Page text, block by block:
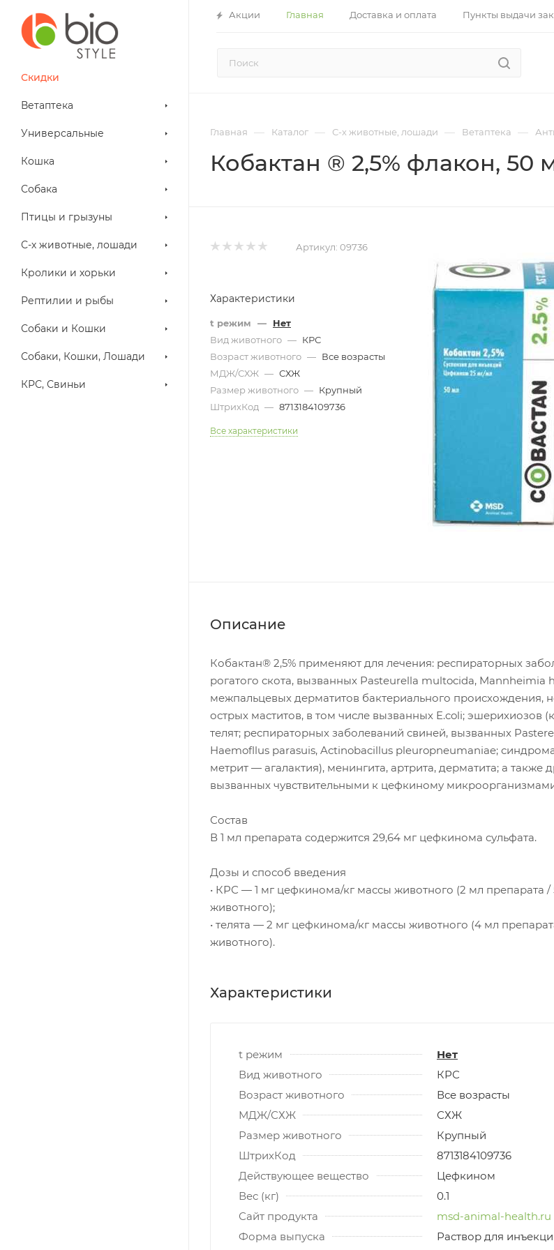
Акции Главная Доставка и оплата Пункты выдачи
Скидки
Ветаптека
Универсальные
Кошка
Собака
Птицы и грызуны
С-х животные, лошади
Кролики и хорьки
Рептилии и рыбы
Собаки и Кошки
Собаки, Кошки, Лошади
КРС, Свиньи
Главная — Каталог — С-х животные, лошади — Ветаптека —
Кобактан ® 2,5% флакон, 50
Артикул: 09736
Характеристики
t режим —
Нет
Вид животного — КРС
Возраст животного — Все возрасты
МДЖ/СХЖ — СХЖ
Размер животного — Крупный
ШтрихКод — 8713184109736
Все характеристики
Описание
Кобактан® 2,5% применяют для лечения: респираторных
рогатого скота, вызванных Pasteurella multocida, Mannheimia
межпальцевых дерматитов бактериального происхождения,
острых маститов, в том числе вызванных E.coli; эшерихиозов
телят; респираторных заболеваний свиней, вызванных
Haemofllus parasuis, Actinobacillus pleuropneumaniae;
метрит — агалактия), менингита, артрита, дерматита; а также
вызванных чувствительными к цефкиному
Состав
В 1 мл препарата содержится 29,64 мг цефкинома сульфата.
Дозы и способ введения
• КРС — 1 мг цефкинома/кг массы животного (2 мл препарата /
животного);
• телята — 2 мг цефкинома/кг массы животного (4 мл
животного).
Характеристики
t режим
Нет
Вид животного
КРС
Возраст животного
Все возрасты
МДЖ/СХЖ
СХЖ
Размер животного
Крупный
ШтрихКод
8713184109736
Действующее вещество
Цефкином
Вес (кг)
0.1
Сайт продукта
msd-animal-health.ru
Форма выпуска
Раствор для